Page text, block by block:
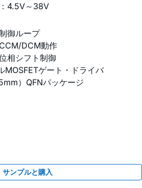
4.5V～38V
御ループ
DCM動作
相シフト制御
MOSFETゲート・ドライバ
）QFNパッケージ
サンプルと購入